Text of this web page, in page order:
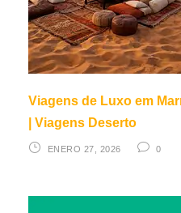
Viagens de Luxo em
| Viagens Deserto
ENERO 27, 2026 0